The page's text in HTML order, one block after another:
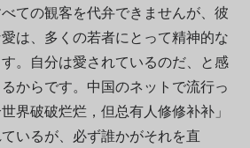
ての観客を代弁できませんが、彼
は、多くの若者にとって精神的な
。自分は愛されているのだ、と感
からです。中国のネットで流行っ
界破破烂烂，但总有人修修补补」
いるが、必ず誰かがそれを直